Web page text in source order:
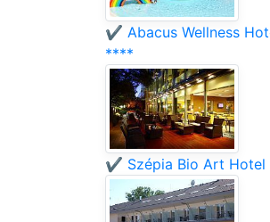
✔️ Abacus Wellness
****
✔️ Szépia Bio Art Hotel